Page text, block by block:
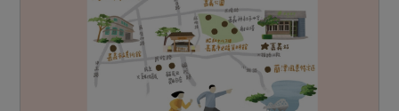
樂齡友善
地區活動